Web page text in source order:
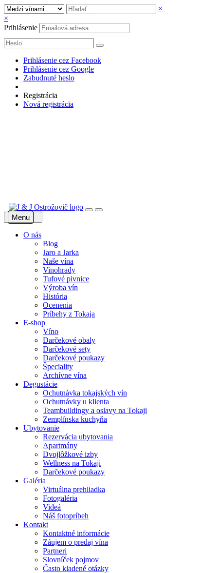
×
×
Prihlásenie
Prihlásenie cez Facebook
Prihlásenie cez Google
Zabudnuté heslo
Registrácia
Nová registrácia
Menu
O nás
Blog
Jaro a Jarka
Naše vína
Vinohrady
Tufové pivnice
Výroba vín
História
Ocenenia
Príbehy z Tokaja
E-shop
Víno
Darčekové obaly
Darčekové sety
Darčekové poukazy
Špeciality
Archívne vína
Degustácie
Ochutnávka tokajských vín
Ochutnávky u klienta
Teambuildingy a oslavy na Tokaji
Zemplínska kuchyňa
Ubytovanie
Rezervácia ubytovania
Apartmány
Dvojlôžkové izby
Wellness na Tokaji
Darčekové poukazy
Galéria
Virtuálna prehliadka
Fotogaléria
Videá
Náš fotopríbeh
Kontakt
Kontaktné informácie
Záujem o predaj vína
Partneri
Slovníček pojmov
Často kladené otázky